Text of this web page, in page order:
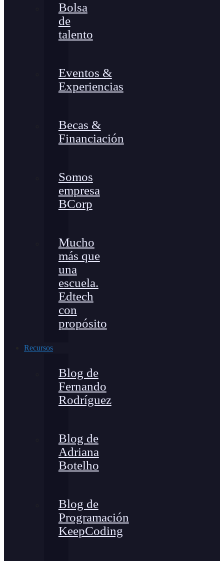
Bolsa
de
talento
Eventos &
Experiencias
Becas &
Financiación
Somos
empresa
BCorp
Mucho
más que
una
escuela.
Edtech
con
propósito
Recursos
Blog de
Fernando
Rodríguez
Blog de
Adriana
Botelho
Blog de
Programación
KeepCoding